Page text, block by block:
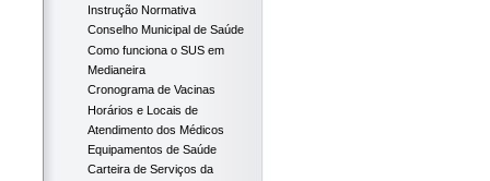
Instrução Normativa
Conselho Municipal de Saúde
Como funciona o SUS em
Medianeira
Cronograma de Vacinas
Horários e Locais de
Atendimento dos Médicos
Equipamentos de Saúde
Carteira de Serviços da